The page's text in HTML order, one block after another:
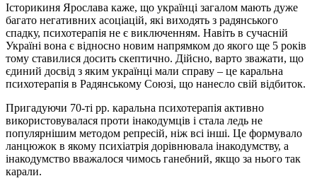
Історикиня Ярослава каже, що українці загалом мають дуже
багато негативних асоціацій, які виходять з радянського
спадку, психотерапія не є виключенням. Навіть в сучасній
Україні вона є відносно новим напрямком до якого ще 5 років
тому ставилися досить скептично. Дійсно, варто зважати, що
єдиний досвід з яким українці мали справу – це каральна
психотерапія в Радянському Союзі, що нанесло свій відбиток.
Пригадуючи 70-ті рр. каральна психотерапія активно
використовувалася проти інакодумців і стала ледь не
популярнішим методом репресій, ніж всі інші. Це формувало
ланцюжок в якому психіатрія дорівнювала інакодумству, а
інакодумство вважалося чимось ганебний, якщо за нього так
карали.